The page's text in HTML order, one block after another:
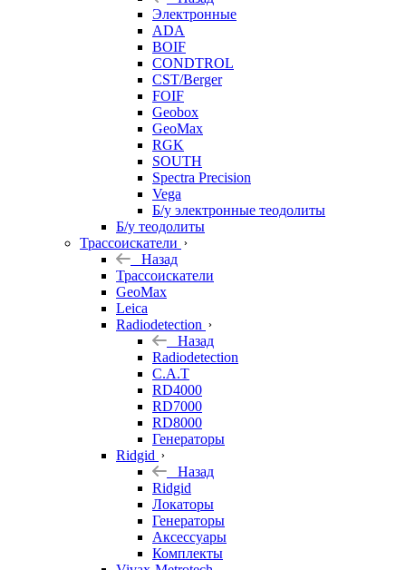
Электронные
ADA
BOIF
CONDTROL
CST/Berger
FOIF
Geobox
GeoMax
RGK
SOUTH
Spectra Precision
Vega
Б/у электронные теодолиты
Б/у теодолиты
Трассоискатели
Назад
Трассоискатели
GeoMax
Leica
Radiodetection
Назад
Radiodetection
C.A.T
RD4000
RD7000
RD8000
Генераторы
Ridgid
Назад
Ridgid
Локаторы
Генераторы
Аксессуары
Комплекты